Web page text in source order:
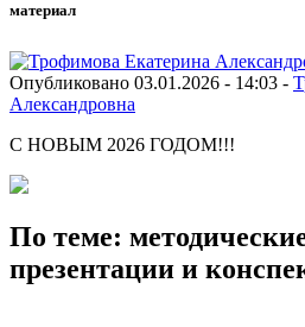
материал
Опубликовано 03.01.2026 - 14:03 -
Александровна
С НОВЫМ 2026 ГОДОМ!!!
По теме:
презентации и